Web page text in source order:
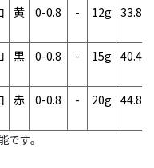
黄 0-0.8 - 12g
黒 0-0.8 - 15g
赤 0-0.8 - 20g
す。